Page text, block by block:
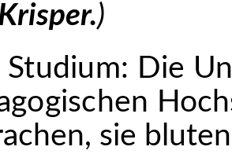
)
Die
sie